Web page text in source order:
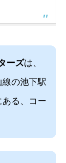
ーズは、
の池下駅
る、コー